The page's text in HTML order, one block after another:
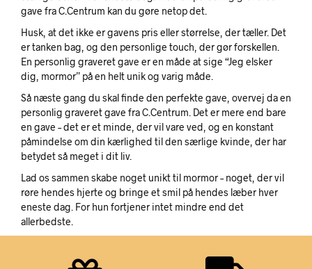
gave fra C.Centrum kan du gøre netop det.
Husk, at det ikke er gavens pris eller størrelse, der tæller. Det
er tanken bag, og den personlige touch, der gør forskellen.
En personlig graveret gave er en måde at sige “Jeg elsker
dig, mormor” på en helt unik og varig måde.
Så næste gang du skal finde den perfekte gave, overvej da en
personlig graveret gave fra C.Centrum. Det er mere end bare
en gave – det er et minde, der vil vare ved, og en konstant
påmindelse om din kærlighed til den særlige kvinde, der har
betydet så meget i dit liv.
Lad os sammen skabe noget unikt til mormor – noget, der vil
røre hendes hjerte og bringe et smil på hendes læber hver
eneste dag. For hun fortjener intet mindre end det
allerbedste.